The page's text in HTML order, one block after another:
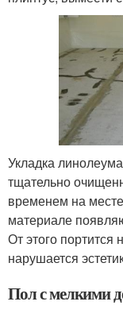
Укладка
тщательно
временем на
материале
От этого
нарушается
Пол с мелкими